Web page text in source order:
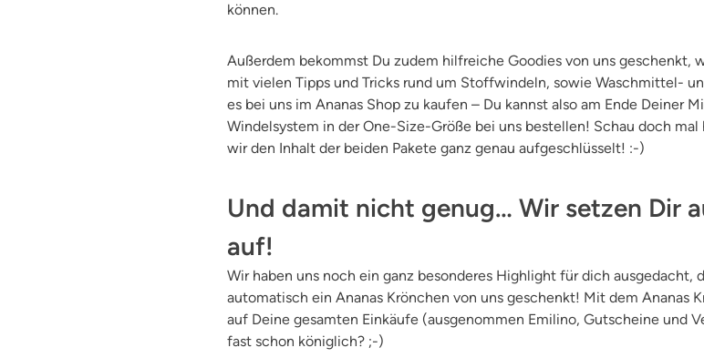
können.
Außerdem bekommst Du zudem hilfreiche Goodies von uns geschenkt,
mit vielen Tipps und Tricks rund um Stoffwindeln, sowie Waschmittel-
es bei uns im Ananas Shop zu kaufen – Du kannst also am Ende Deiner
Windelsystem in der One-Size-Größe bei uns bestellen! Schau doch mal
wir den Inhalt der beiden Pakete ganz genau aufgeschlüsselt! :-)
Und damit nicht genug… Wir setzen Dir
auf!
Wir haben uns noch ein ganz besonderes Highlight für dich
automatisch ein Ananas Krönchen von uns geschenkt! Mit dem Ananas
auf Deine gesamten Einkäufe (ausgenommen Emilino, Gutscheine und
fast schon königlich? ;-)